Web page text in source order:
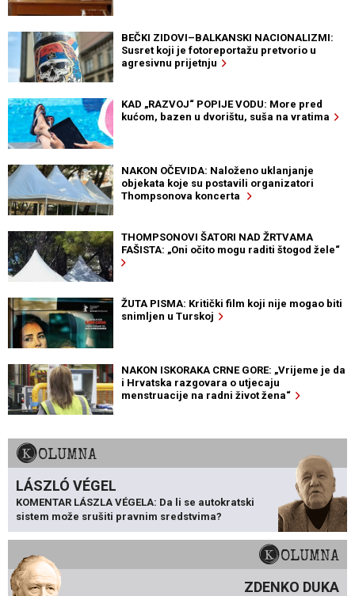
BEČKI ZIDOVI–BALKANSKI NACIONALIZMI:
Susret koji je fotoreportažu pretvorio u
agresivnu prijetnju
KAD „RAZVOJ“ POPIJE VODU: More pred
kućom, bazen u dvorištu, suša na vratima
NAKON OČEVIDA: Naloženo uklanjanje
objekata koje su postavili organizatori
Thompsonova koncerta
THOMPSONOVI ŠATORI NAD ŽRTVAMA
FAŠISTA: „Oni očito mogu raditi štogod žele“
ŽUTA PISMA: Kritički film koji nije mogao biti
snimljen u Turskoj
NAKON ISKORAKA CRNE GORE: „Vrijeme je da
i Hrvatska razgovara o utjecaju
menstruacije na radni život žena“
KOLUMNA
LÁSZLÓ VÉGEL
KOMENTAR LÁSZLA VÉGELA: Da li se autokratski
sistem može srušiti pravnim sredstvima?
KOLUMNA
ZDENKO DUKA